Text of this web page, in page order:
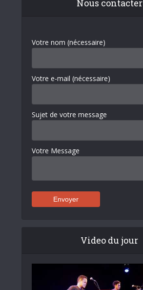
Nous contacter
Votre nom (nécessaire)
Votre e-mail (nécessaire)
Sujet de votre message
Votre Message
Video du jour